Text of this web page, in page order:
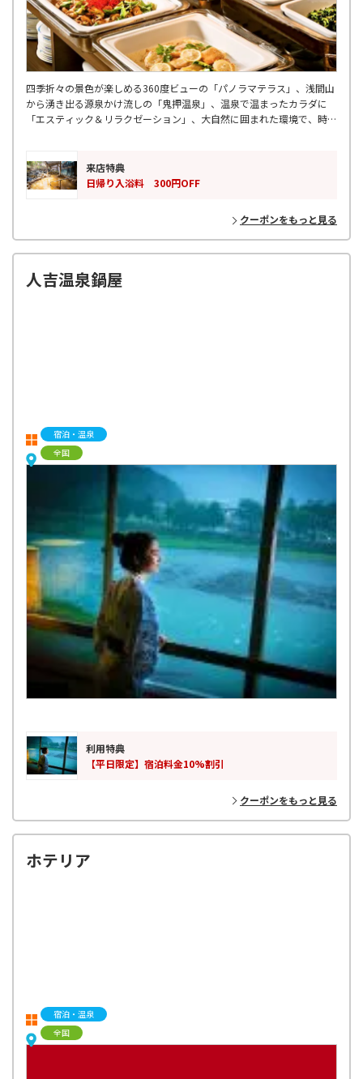
四季折々の景色が楽しめる360度ビューの「パノラマテラス」、浅間山
から湧き出る源泉かけ流しの「鬼押温泉」、温泉で温まったカラダに
「エスティック＆リラクゼーション」、大自然に囲まれた環境で、時を
来店特典
日帰り入浴料 300円OFF
クーポンをもっと見る
人吉温泉鍋屋
宿泊・温泉
全国
利用特典
【平日限定】宿泊料金10%割引
クーポンをもっと見る
ホテリア
宿泊・温泉
全国